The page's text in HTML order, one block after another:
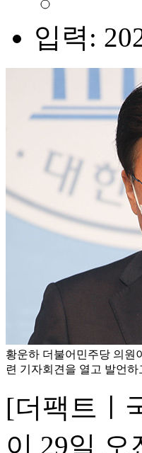
입력:
황운하 더불어민주당 의원
련 기자회견을 열고 발언
[더팩트ㅣ
이 29일